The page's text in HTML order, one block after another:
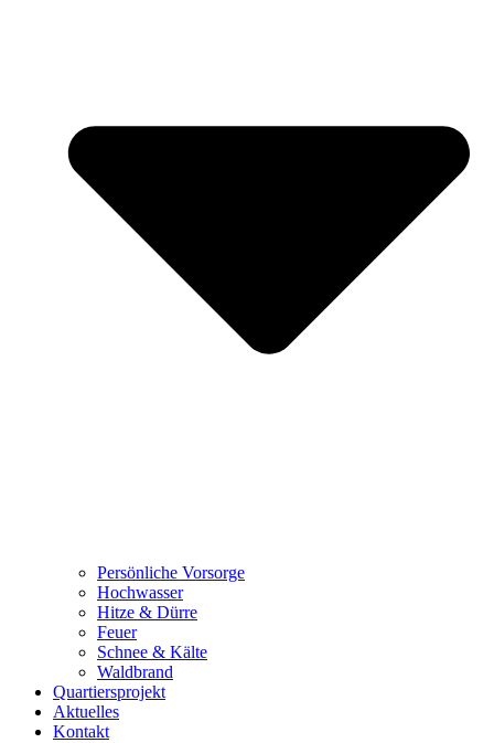
Persönliche Vorsorge
Hochwasser
Hitze & Dürre
Feuer
Schnee & Kälte
Waldbrand
Quartiersprojekt
Aktuelles
Kontakt